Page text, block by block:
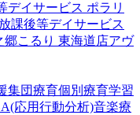
デイサービス ポラリ
放課後等デイサービス
郷こるり 東海道店アヴ
集団療育個別療育学習
応用行動分析)音楽療